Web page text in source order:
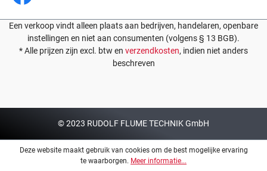
Een verkoop vindt alleen plaats aan bedrijven, handelaren, openbare
instellingen en niet aan consumenten (volgens § 13 BGB).
* Alle prijzen zijn excl. btw en verzendkosten, indien niet anders
beschreven
© 2023 RUDOLF FLUME TECHNIK GmbH
Deze website maakt gebruik van cookies om de best mogelijke ervaring
te waarborgen. Meer informatie...